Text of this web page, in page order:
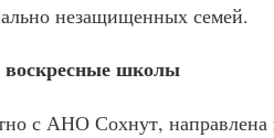
незащищенных семей.
воскресные школы
с АНО Сохнут, направлена